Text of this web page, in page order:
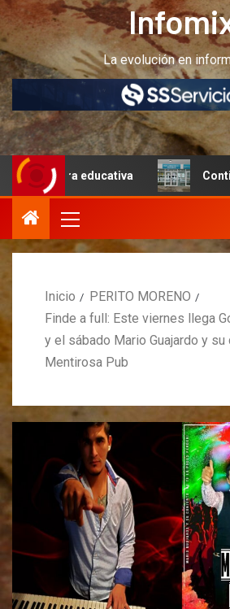
La evolución en
educativa Continúa el
Inicio
PERITO MORENO
Finde a full: Este viernes llega
y el sábado Mario Guajardo y su
Mentirosa Pub